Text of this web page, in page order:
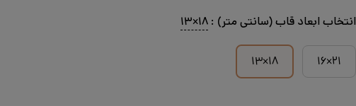
انتخاب ابعاد قاب (سانتی متر) : ۱۸×۱۳
۲۱×۱۶ ۱۸×۱۳